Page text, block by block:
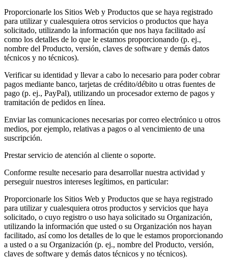
Proporcionarle los Sitios Web y Productos que se haya registrado
para utilizar y cualesquiera otros servicios o productos que haya
solicitado, utilizando la información que nos haya facilitado así
como los detalles de lo que le estamos proporcionando (p. ej.,
nombre del Producto, versión, claves de software y demás datos
técnicos y no técnicos).
Verificar su identidad y llevar a cabo lo necesario para poder cobrar
pagos mediante banco, tarjetas de crédito/débito u otras fuentes de
pago (p. ej., PayPal), utilizando un procesador externo de pagos y
tramitación de pedidos en línea.
Enviar las comunicaciones necesarias por correo electrónico u otros
medios, por ejemplo, relativas a pagos o al vencimiento de una
suscripción.
Prestar servicio de atención al cliente o soporte.
Conforme resulte necesario para desarrollar nuestra actividad y
perseguir nuestros intereses legítimos, en particular:
Proporcionarle los Sitios Web y Productos que se haya registrado
para utilizar y cualesquiera otros productos y servicios que haya
solicitado, o cuyo registro o uso haya solicitado su Organización,
utilizando la información que usted o su Organización nos hayan
facilitado, así como los detalles de lo que le estamos proporcionando
a usted o a su Organización (p. ej., nombre del Producto, versión,
claves de software y demás datos técnicos y no técnicos).